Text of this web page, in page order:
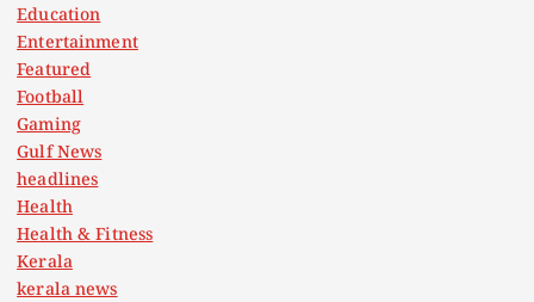
Education
Entertainment
Featured
Football
Gaming
Gulf News
headlines
Health
Health & Fitness
Kerala
kerala news